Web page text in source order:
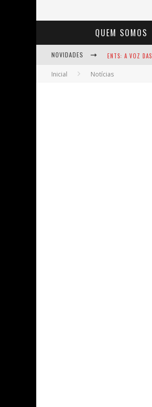
QUEM SOMOS
NOVIDADES ENTS: A VOZ
NOTÁVEIS:
BAÚ DE
Inicial Notícias